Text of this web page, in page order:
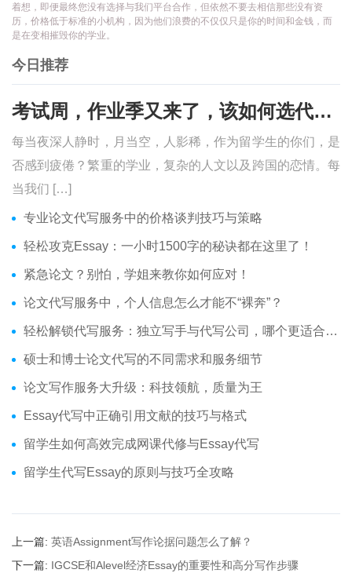
着想，即便最终您没有选择与我们平台合作，但依然不要去相信那些没有资
历，价格低于标准的小机构，因为他们浪费的不仅仅只是你的时间和金钱，而
是在变相摧毁你的学业。
今日推荐
考试周，作业季又来了，该如何选代写？便宜的代写、代考会有哪些问题？
每当夜深人静时，月当空，人影稀，作为留学生的你们，是
否感到疲倦？繁重的学业，复杂的人文以及跨国的恋情。每
当我们 […]
专业论文代写服务中的价格谈判技巧与策略
轻松攻克Essay：一小时1500字的秘诀都在这里了！
紧急论文？别怕，学姐来教你如何应对！
论文代写服务中，个人信息怎么才能不“裸奔”？
轻松解锁代写服务：独立写手与代写公司，哪个更适合你？
硕士和博士论文代写的不同需求和服务细节
论文写作服务大升级：科技领航，质量为王
Essay代写中正确引用文献的技巧与格式
留学生如何高效完成网课代修与Essay代写
留学生代写Essay的原则与技巧全攻略
上一篇: 英语Assignment写作论据问题怎么了解？
下一篇: IGCSE和Alevel经济Essay的重要性和高分写作步骤